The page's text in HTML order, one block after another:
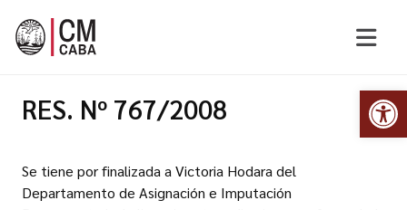
RES. Nº 767/2008
Se tiene por finalizada a Victoria Hodara del
Departamento de Asignación e Imputación